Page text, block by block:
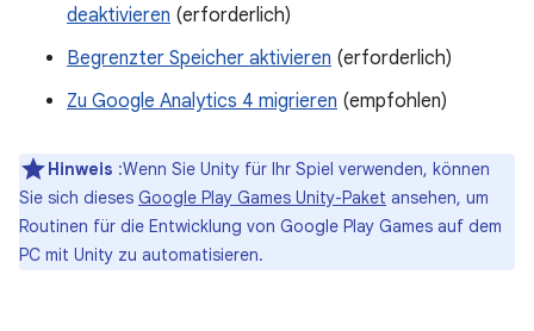
deaktivieren (erforderlich)
Begrenzter Speicher aktivieren (erforderlich)
Zu Google Analytics 4 migrieren (empfohlen)
Hinweis :Wenn Sie Unity für Ihr Spiel verwenden, können
Sie sich dieses Google Play Games Unity-Paket ansehen, um
Routinen für die Entwicklung von Google Play Games auf dem
PC mit Unity zu automatisieren.